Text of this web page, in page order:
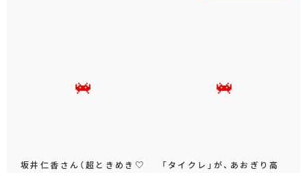
坂井仁香さん（超ときめき♡
「タイクレ」が、あおぎり高